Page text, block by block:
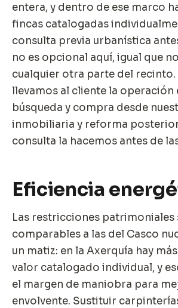
entera, y dentro de ese marco
fincas catalogadas
consulta previa urbanística
no es opcional aquí, igual que
cualquier otra parte del recinto.
llevamos al cliente la
búsqueda y compra desde
inmobiliaria y reforma
consulta la hacemos antes de
Eficiencia
Las restricciones patrimoniales
comparables a las del Casco
un matiz: en la Axerquía hay
valor catalogado individual, y
el margen de maniobra para
envolvente. Sustituir